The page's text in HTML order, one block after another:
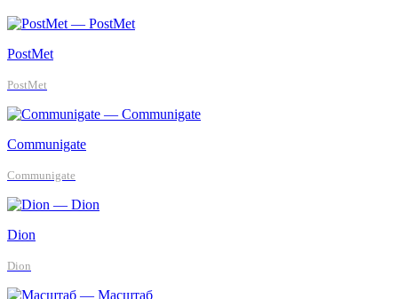
PostMet
PostMet
Communigate
Communigate
Dion
Dion